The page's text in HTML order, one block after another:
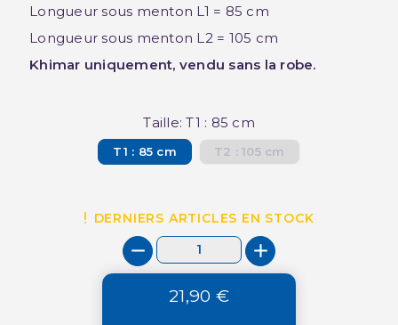
Longueur sous menton L1 = 85 cm
Longueur sous menton L2 = 105 cm
Khimar uniquement, vendu sans la robe.
Taille: T1 : 85 cm
T1 : 85 cm T2 : 105 cm
DERNIERS ARTICLES EN STOCK
21,90 €